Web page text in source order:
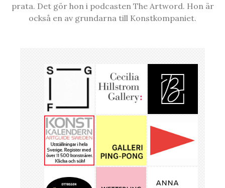
prata. Det gör hon i podcasten The Artword. Hon är
också en av grundarna till Konstkompaniet.